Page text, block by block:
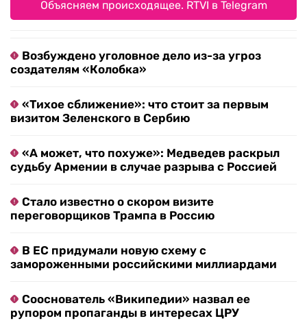
Объясняем происходящее. RTVI в Telegram
Возбуждено уголовное дело из-за угроз
создателям «Колобка»
«Тихое сближение»: что стоит за первым
визитом Зеленского в Сербию
«А может, что похуже»: Медведев раскрыл
судьбу Армении в случае разрыва с Россией
Стало известно о скором визите
переговорщиков Трампа в Россию
В ЕС придумали новую схему с
замороженными российскими миллиардами
Сооснователь «Википедии» назвал ее
рупором пропаганды в интересах ЦРУ